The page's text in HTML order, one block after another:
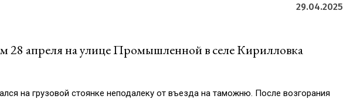
29.04.2025
28 апреля на улице Промышленной в селе Кирилловка
на грузовой стоянке неподалеку от въезда на таможню. После возгорания